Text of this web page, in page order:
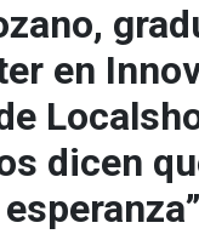
en
dicen